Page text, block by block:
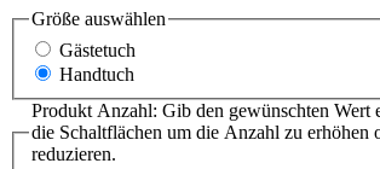
Größe auswählen
Gästetuch
Handtuch
Produkt Anzahl: Gib den gewünschten Wert
die Schaltflächen um die Anzahl zu erhöhen
reduzieren.